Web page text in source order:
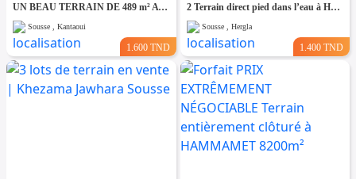
UN BEAU TERRAIN DE 489 m² A KANTAOUI
Sousse , Kantaoui
1.600 TND
2 Terrain direct pied dans l’eau à Hergla
Sousse , Hergla
1.400 TND